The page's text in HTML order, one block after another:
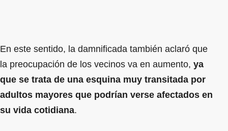
En este sentido, la damnificada también aclaró que
la preocupación de los vecinos va en aumento, ya
que se trata de una esquina muy transitada por
adultos mayores que podrían verse afectados en
su vida cotidiana.